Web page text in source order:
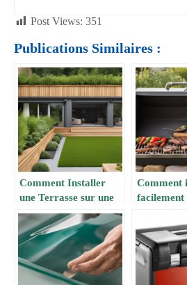
Post Views: 351
Publications Similaires :
Comment Installer
une Terrasse sur une
Pelouse ?
Comment
facilement
vos
? par